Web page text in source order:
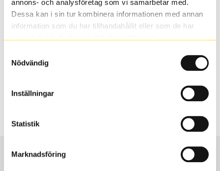
annons- och analysföretag som vi samarbetar med.
Dessa kan i sin tur kombinera informationen med annan
information som du har tillhandahållit eller som de har
Nödvändig
Inställningar
Statistik
Marknadsföring
valt passar din bilmodell. Om du köper däck som skall
sättas på dina befintliga fälgar, se till att kolla en extra
inte vara samma dimension som bilen hade ut från